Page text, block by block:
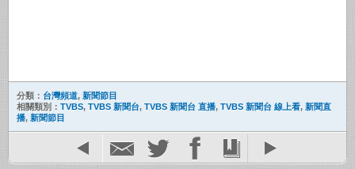
分類： 台灣頻道, 新聞節目
相關類別： TVBS, TVBS 新聞台, TVBS 新聞台 直播, TVBS 新聞台 線上看, 新聞直
播, 新聞節目